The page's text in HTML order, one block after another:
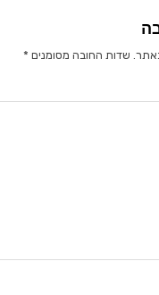
שדות החובה מסומנים *